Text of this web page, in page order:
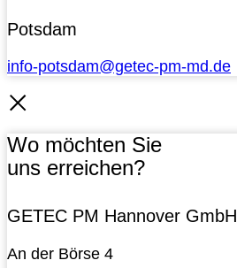
Potsdam
info-potsdam@getec-pm-md.de
Wo möchten Sie
uns erreichen?
GETEC PM Hannover GmbH
An der Börse 4